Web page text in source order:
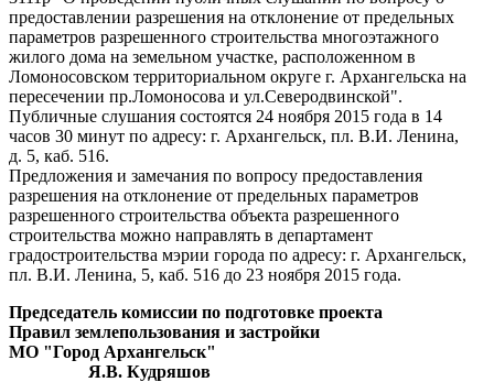
предоставлении разрешения на отклонение от предельных
параметров разрешенного строительства многоэтажного
жилого дома на земельном участке, расположенном в
Ломоносовском территориальном округе г. Архангельска на
пересечении пр.Ломоносова и ул.Северодвинской".
Публичные слушания состоятся 24 ноября 2015 года в 14
часов 30 минут по адресу: г. Архангельск, пл. В.И. Ленина,
д. 5, каб. 516.
Предложения и замечания по вопросу предоставления
разрешения на отклонение от предельных параметров
разрешенного строительства объекта разрешенного
строительства можно направлять в департамент
градостроительства мэрии города по адресу: г. Архангельск,
пл. В.И. Ленина, 5, каб. 516 до 23 ноября 2015 года.
Председатель комиссии по подготовке проекта
Правил землепользования и застройки
МО "Город Архангельск"
Я.В. Кудряшов